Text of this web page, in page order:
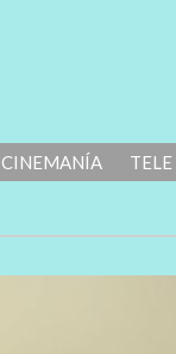
CINEMANÍA TELE